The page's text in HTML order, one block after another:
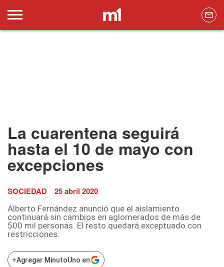
La cuarentena seguirá
hasta el 10 de mayo con
excepciones
SOCIEDAD 25 abril 2020
Alberto Fernández anunció que el aislamiento
continuará sin cambios en aglomerados de más de
500 mil personas. El resto quedará exceptuado con
restricciones.
+Agregar MinutoUno en